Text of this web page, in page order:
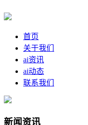
首页
关于我们
ai资讯
ai动态
联系我们
新闻资讯